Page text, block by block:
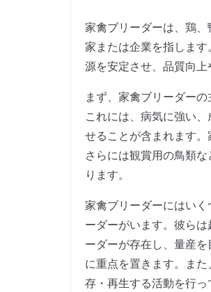
家禽ブリーダーは、鶏
家または企業を指しま
源を安定させ、品質向上
まず、家禽ブリーダー
これには、病気に強い
せることが含まれます
さらには観賞用の鳥類
ります。
家禽ブリーダーにはい
ーダーがいます。彼ら
ーダーが存在し、量産
に重点を置きます。ま
存・再生する活動を行っ